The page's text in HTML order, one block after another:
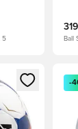
5 Ball
att logga in
-